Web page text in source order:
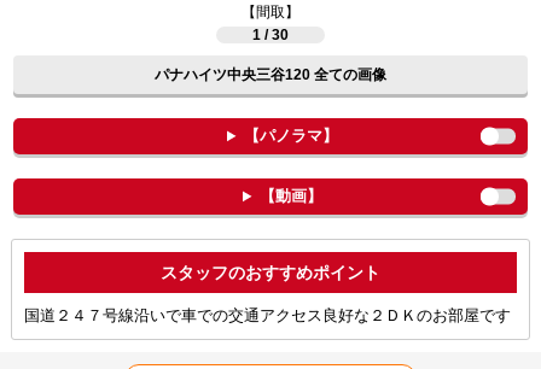
【間取】
1 / 30
パナハイツ中央三谷120 全ての画像
【パノラマ】
【動画】
ポイント
国道２４７号線沿いで車での交通アクセス良好な２ＤＫのお部屋です